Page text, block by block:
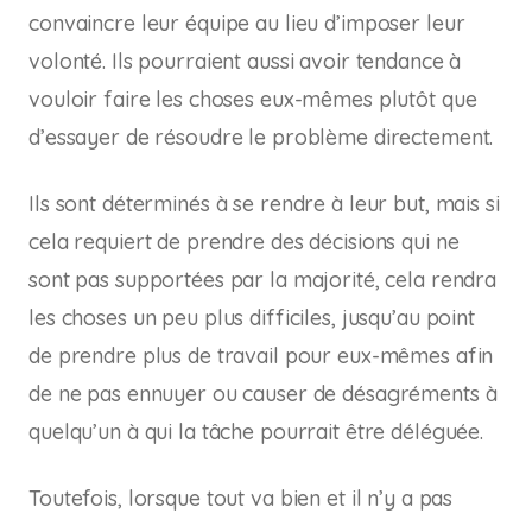
convaincre leur équipe au lieu d’imposer leur
volonté. Ils pourraient aussi avoir tendance à
vouloir faire les choses eux-mêmes plutôt que
d’essayer de résoudre le problème directement.
Ils sont déterminés à se rendre à leur but, mais si
cela requiert de prendre des décisions qui ne
sont pas supportées par la majorité, cela rendra
les choses un peu plus difficiles, jusqu’au point
de prendre plus de travail pour eux-mêmes afin
de ne pas ennuyer ou causer de désagréments à
quelqu’un à qui la tâche pourrait être déléguée.
Toutefois, lorsque tout va bien et il n’y a pas